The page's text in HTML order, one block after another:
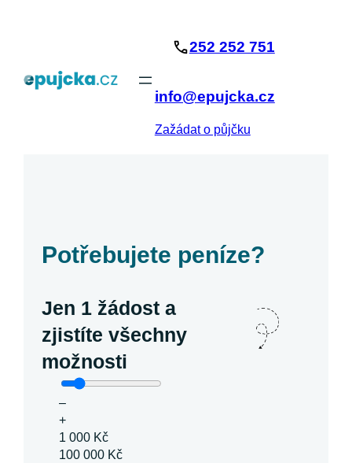
252 252 751
info@epujcka.cz
Zažádat o půjčku
Potřebujete peníze?
Jen 1 žádost a
zjistíte všechny
možnosti
–
+
1 000 Kč
100 000 Kč